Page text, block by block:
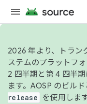
2026 年より、トラン
ステムのプラットフ
2 四半期と第 4 四半
ます。AOSP のビルド
release
を使用します